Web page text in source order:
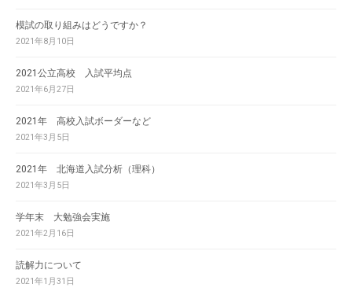
模試の取り組みはどうですか？
2021年8月10日
2021公立高校 入試平均点
2021年6月27日
2021年 高校入試ボーダーなど
2021年3月5日
2021年 北海道入試分析（理科）
2021年3月5日
学年末 大勉強会実施
2021年2月16日
読解力について
2021年1月31日